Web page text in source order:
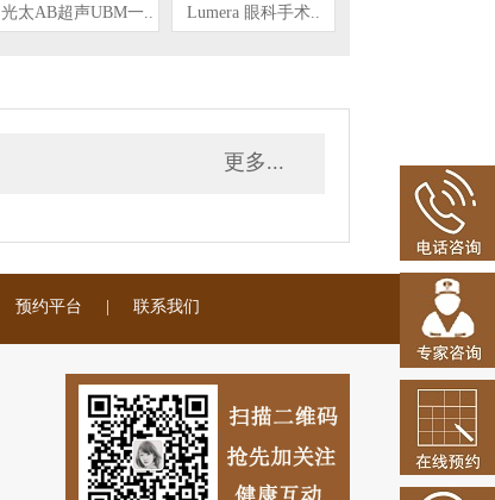
光太AB超声UBM一.. Lumera 眼科手术..
更多...
预约平台 | 联系我们